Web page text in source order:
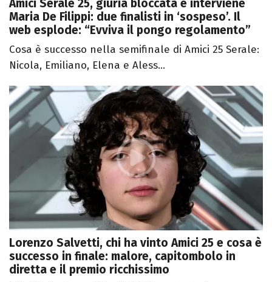
Amici Serale 25, giuria bloccata e interviene
Maria De Filippi: due finalisti in ‘sospeso’. Il
web esplode: “Evviva il pongo regolamento”
Cosa è successo nella semifinale di Amici 25 Serale:
Nicola, Emiliano, Elena e Aless...
Lorenzo Salvetti, chi ha vinto Amici 25 e cosa è
successo in finale: malore, capitombolo in
diretta e il premio ricchissimo